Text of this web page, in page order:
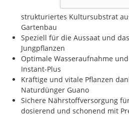
strukturiertes Kultursubstrat
Gartenbau
Speziell für die Aussaat und
Jungpflanzen
Optimale Wasseraufnahme
Instant-Plus
Kräftige und vitale Pflanzen
Naturdünger Guano
Sichere Nährstoffversorgung
dosierend und schonend mit